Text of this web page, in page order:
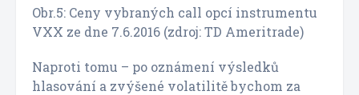
Obr.5: Ceny vybraných call opcí instrumentu
VXX ze dne 7.6.2016 (zdroj: TD Ameritrade)
Naproti tomu – po oznámení výsledků
hlasování a zvýšené volatilitě bychom za